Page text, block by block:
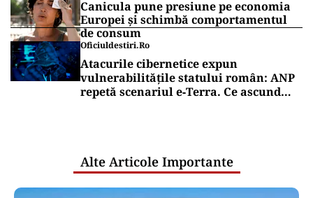
Canicula pune presiune pe economia
Europei și schimbă comportamentul
de consum
Oficiuldestiri.ro
Atacurile cibernetice expun
vulnerabilitățile statului român: ANP
repetă scenariul e‑Terra. Ce ascund
Alte Articole Importante